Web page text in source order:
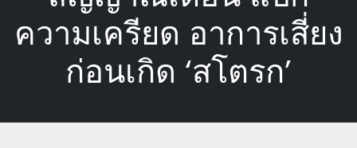
ความเครียด อาการเสี่ยง
ก่อนเกิด ‘สโตรก’